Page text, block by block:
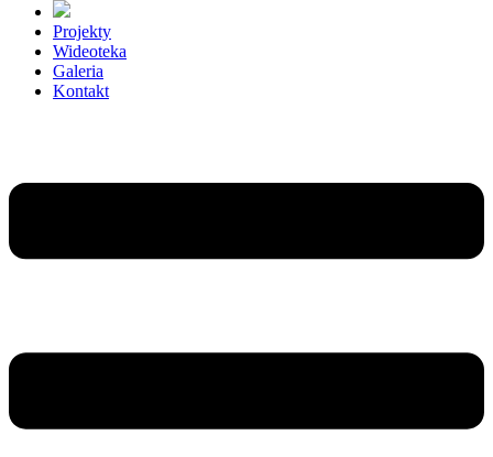
Projekty
Wideoteka
Galeria
Kontakt